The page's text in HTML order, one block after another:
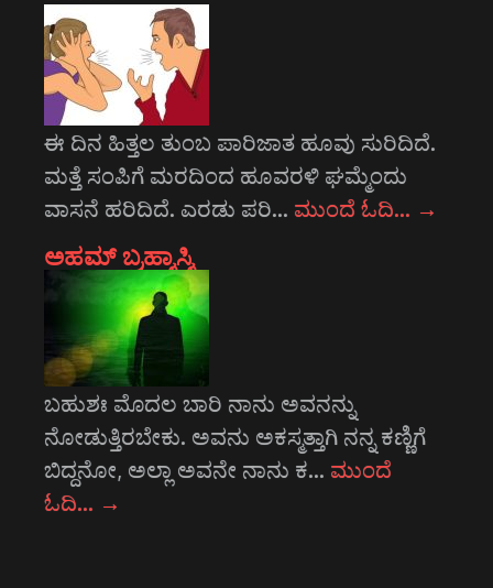
ಈ ದಿನ ಹಿತ್ತಲ ತುಂಬ ಪಾರಿಜಾತ ಹೂವು ಸುರಿದಿದೆ.
ಮತ್ತೆ ಸಂಪಿಗೆ ಮರದಿಂದ ಹೂವರಳಿ ಘಮ್ಮೆಂದು
ವಾಸನೆ ಹರಿದಿದೆ. ಎರಡು ಪರಿ… ಮುಂದೆ ಓದಿ… →
ಅಹಮ್ ಬ್ರಹ್ಮಾಸ್ಮಿ
ಬಹುಶಃ ಮೊದಲ ಬಾರಿ ನಾನು ಅವನನ್ನು
ನೋಡುತ್ತಿರಬೇಕು. ಅವನು ಅಕಸ್ಮತ್ತಾಗಿ ನನ್ನ ಕಣ್ಣಿಗೆ
ಬಿದ್ದನೋ, ಅಲ್ಲಾ ಅವನೇ ನಾನು ಕ… ಮುಂದೆ
ಓದಿ… →